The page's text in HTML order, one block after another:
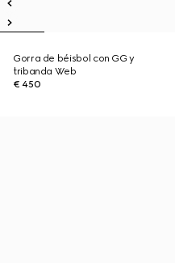
Gorra de béisbol con GG y
tribanda Web
€ 450